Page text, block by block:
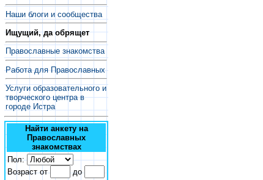
Наши блоги и сообщества
Ищущий, да обрящет
Православные знакомства
Работа для Православных
Услуги образовательного и
творческого центра в
городе Истра
Найти анкету на
Православных
знакомствах
Пол:
Возраст от
до